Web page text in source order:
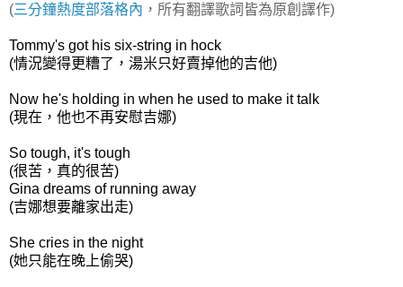
(三分鐘熱度部落格內 ，所有翻譯歌詞皆為原創譯作)
Tommy's got his six-string in hock
(情況變得更糟了，湯米只好賣掉他的吉他)
Now he's holding in when he used to make it talk
(現在，他也不再安慰吉娜)
So tough, it's tough
(很苦，真的很苦)
Gina dreams of running away
(吉娜想要離家出走)
She cries in the night
(她只能在晚上偷哭)